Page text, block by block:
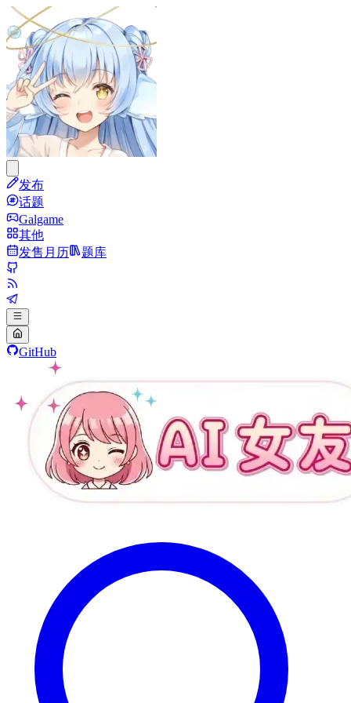
发布
话题
Galgame
其他
发售月历
题库
GitHub